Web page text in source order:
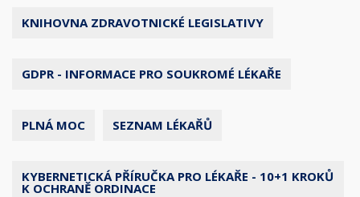
KNIHOVNA ZDRAVOTNICKÉ LEGISLATIVY
GDPR - INFORMACE PRO SOUKROMÉ LÉKAŘE
PLNÁ MOC SEZNAM LÉKAŘŮ
KYBERNETICKÁ PŘÍRUČKA PRO LÉKAŘE - 10+1 KROKŮ
K OCHRANĚ ORDINACE